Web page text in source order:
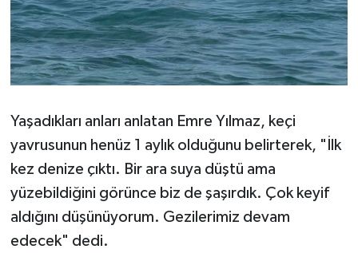
Yaşadıkları anları anlatan Emre Yılmaz, keçi
yavrusunun henüz 1 aylık olduğunu belirterek, "İlk
kez denize çıktı. Bir ara suya düştü ama
yüzebildiğini görünce biz de şaşırdık. Çok keyif
aldığını düşünüyorum. Gezilerimiz devam
edecek" dedi.